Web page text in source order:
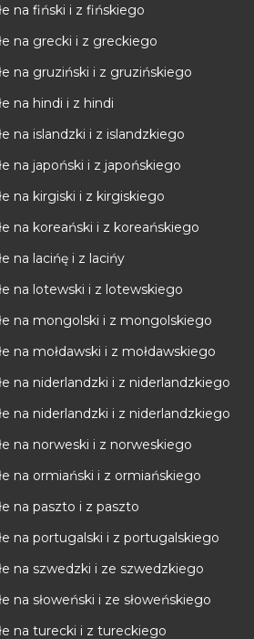
na fiński i z fińskiego
na grecki i z greckiego
na gruziński i z gruzińskiego
na hindi i z hindi
na islandzki i z islandzkiego
na japoński i z japońskiego
na kirgiski i z kirgiskiego
na koreański i z koreańskiego
na lacińę i z lacińy
na lotewski i z lotewskiego
na mongolski i z mongolskiego
na mołdawski i z mołdawskiego
na niderlandzki i z niderlandzkiego
na niderlandzki i z niderlandzkiego
na norweski i z norweskiego
na ormiański i z ormiańskiego
na paszto i z paszto
na portugalski i z portugalskiego
na szwedzki i ze szwedzkiego
na słoweński i ze słoweńskiego
na turecki i z tureckiego